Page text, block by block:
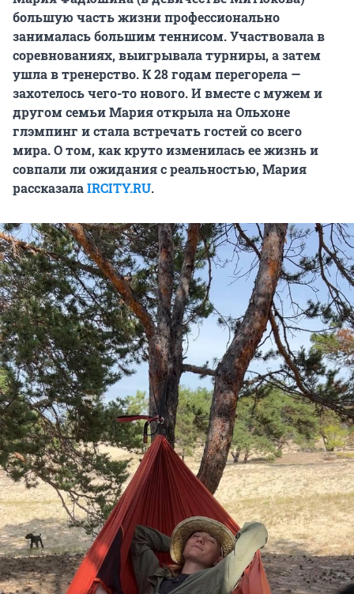
большую часть жизни профессионально
занималась большим теннисом. Участвовала в
соревнованиях, выигрывала турниры, а затем
ушла в тренерство. К28 годамперегорела —
захотелось чего-то нового. И вместе с мужем и
другом семьи Мария открыла на Ольхоне
глэмпинг и стала встречать гостей со всего
мира. О том, как круто изменилась ее жизнь и
совпали ли ожидания с реальностью, Мария
рассказалаIRCITY.RU.